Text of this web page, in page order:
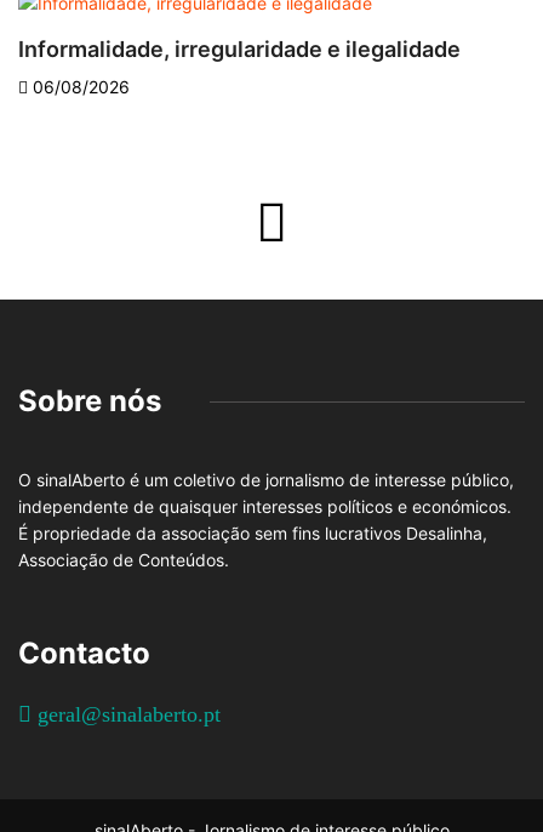
Informalidade, irregularidade e ilegalidade
06/08/2026
Sobre nós
O sinalAberto é um coletivo de jornalismo de interesse público,
independente de quaisquer interesses políticos e económicos.
É propriedade da associação sem fins lucrativos Desalinha,
Associação de Conteúdos.
Contacto
geral@sinalaberto.pt